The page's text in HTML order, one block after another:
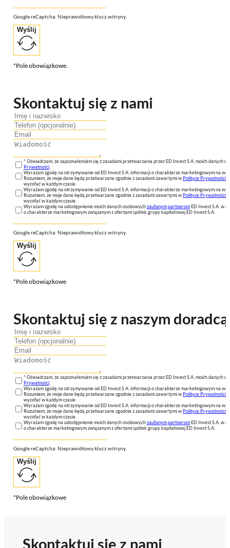
Google reCaptcha: Nieprawidłowy klucz witryny.
Wyślij
*Pole obowiązkowe.
Skontaktuj się z nami
* Oświadczam, że zapoznałem/am się z zasadami przetwarzania przez ED Invest S.A. moich danych
Prywatności.
Wyrażam zgodę na otrzymywanie od ED Invest S.A. informacji o charakterze marketingowym na
Rozumiem, że moje dane będą przetwarzane zgodnie z zasadami zawartymi wPolityce Prywatności
wycofać w każdym czasie.
Wyrażam zgodę na otrzymywanie od ED Invest S.A. informacji o charakterze marketingowym na
Rozumiem, że moje dane będą przetwarzane zgodnie z zasadami zawartymi wPolityce Prywatności
wycofać w każdym czasie.
Wyrażam zgodę na udostępnienie moich danych osobowychzaufanym partneromED Invest S.A. w
o charakterze marketingowym związanym z ofertami spółek grupy kapitałowej ED Invest S.A.
Google reCaptcha: Nieprawidłowy klucz witryny.
Wyślij
*Pole obowiązkowe
Skontaktuj się z naszym doradcą
* Oświadczam, że zapoznałem/am się z zasadami przetwarzania przez ED Invest S.A. moich danych
Prywatności.
Wyrażam zgodę na otrzymywanie od ED Invest S.A. informacji o charakterze marketingowym na
Rozumiem, że moje dane będą przetwarzane zgodnie z zasadami zawartymi wPolityce Prywatności
wycofać w każdym czasie.
Wyrażam zgodę na otrzymywanie od ED Invest S.A. informacji o charakterze marketingowym na
Rozumiem, że moje dane będą przetwarzane zgodnie z zasadami zawartymi wPolityce Prywatności
wycofać w każdym czasie.
Wyrażam zgodę na udostępnienie moich danych osobowychzaufanym partneromED Invest S.A. w
o charakterze marketingowym związanym z ofertami spółek grupy kapitałowej ED Invest S.A.
Google reCaptcha: Nieprawidłowy klucz witryny.
Wyślij
*Pole obowiązkowe
Skontaktuj się z nami